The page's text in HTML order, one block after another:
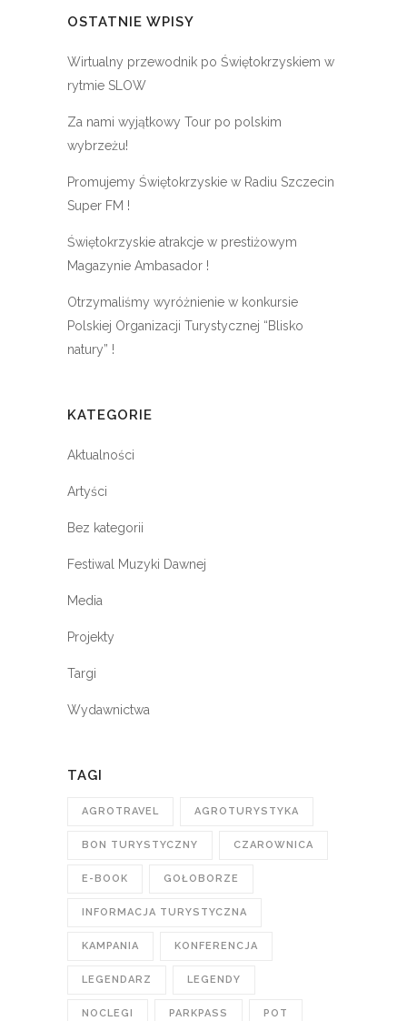
OSTATNIE WPISY
Wirtualny przewodnik po Świętokrzyskiem w
rytmie SLOW
Za nami wyjątkowy Tour po polskim
wybrzeżu!
Promujemy Świętokrzyskie w Radiu Szczecin
Super FM !
Świętokrzyskie atrakcje w prestiżowym
Magazynie Ambasador !
Otrzymaliśmy wyróżnienie w konkursie
Polskiej Organizacji Turystycznej “Blisko
natury” !
KATEGORIE
Aktualności
Artyści
Bez kategorii
Festiwal Muzyki Dawnej
Media
Projekty
Targi
Wydawnictwa
TAGI
AGROTRAVEL AGROTURYSTYKA
BON TURYSTYCZNY CZAROWNICA
E-BOOK GOŁOBORZE
INFORMACJA TURYSTYCZNA
KAMPANIA KONFERENCJA
LEGENDARZ LEGENDY
NOCLEGI PARKPASS POT